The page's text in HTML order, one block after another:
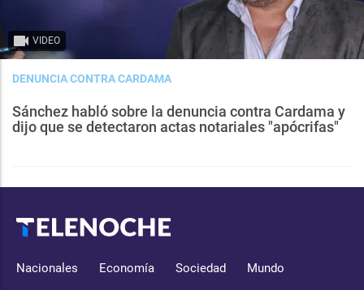
VIDEO
DENUNCIA CONTRA CARDAMA
Sánchez habló sobre la denuncia contra Cardama y
dijo que se detectaron actas notariales "apócrifas"
Nacionales Economía Sociedad Mundo